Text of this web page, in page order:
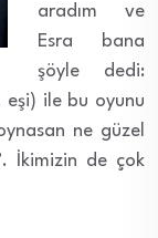
aradım ve
Esra bana
şöyle dedi:
eşi) ile bu oyunu
ne güzel
İkimizin de çok